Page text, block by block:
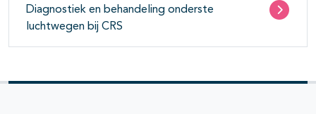
Diagnostiek en behandeling onderste
luchtwegen bij CRS